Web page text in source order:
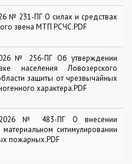
№ 231-ПГ О силах и средствах
звена МТП РСЧС.PDF
№ 256-ПГ Об утверждении
населения Ловозерского
защиты от чрезвычайных
характера.PDF
№ 483-ПГ О внесении
ситимулировании
пожарных.PDF